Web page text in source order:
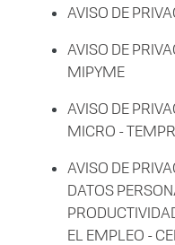
AVISO DE
AVISO DE
MIPYME
AVISO DE
MICRO -
AVISO DE
DATOS
EL EMPLEO -